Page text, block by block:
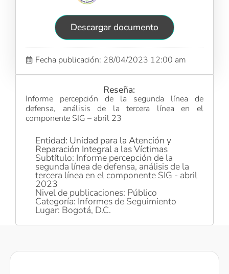
Descargar documento
Fecha publicación: 28/04/2023 12:00 am
Reseña:
Informe percepción de la segunda línea de
defensa, análisis de la tercera línea en el
componente SIG – abril 23
Entidad: Unidad para la Atención y
Reparación Integral a las Víctimas
Subtítulo: Informe percepción de la
segunda línea de defensa, análisis de la
tercera línea en el componente SIG - abril
2023
Nivel de publicaciones: Público
Categoría: Informes de Seguimiento
Lugar: Bogotá, D.C.